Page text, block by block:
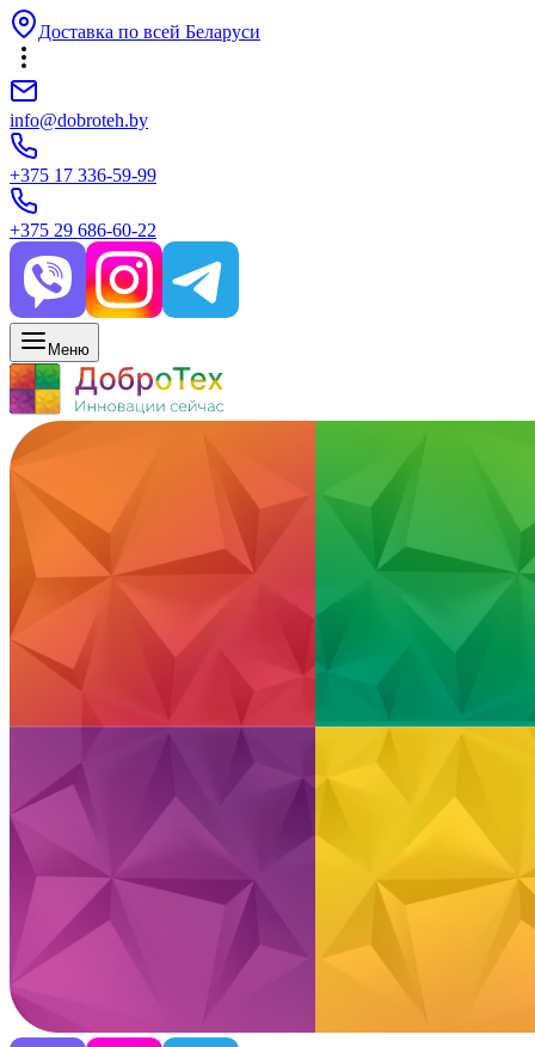
Доставка по всей Беларуси
info@dobroteh.by
+375 17 336-59-99
+375 29 686-60-22
Меню